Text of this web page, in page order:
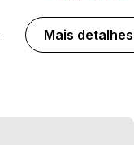
Mais detalhes